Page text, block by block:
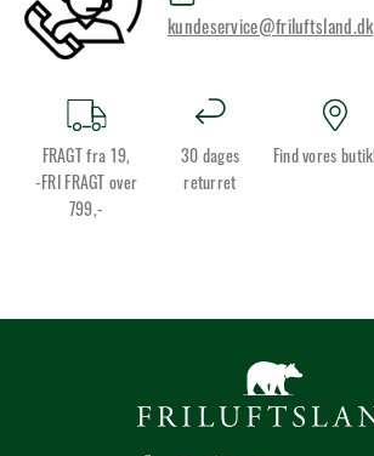
kundeservice@friluftsland.dk
FRAGT fra 19,
-FRI FRAGT over
799,-
30 dages
returret
Find vores